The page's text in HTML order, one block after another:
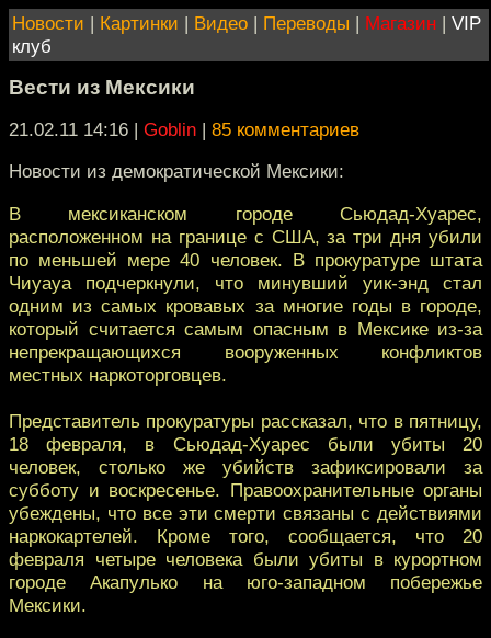
Новости | Картинки | Видео | Переводы | Магазин | VIP
клуб
Вести из Мексики
21.02.11 14:16 | Goblin | 85 комментариев
Новости из демократической Мексики:
В мексиканском городе Сьюдад-Хуарес,
расположенном на границе с США, за три дня убили
по меньшей мере 40 человек. В прокуратуре штата
Чиуауа подчеркнули, что минувший уик-энд стал
одним из самых кровавых за многие годы в городе,
который считается самым опасным в Мексике из-за
непрекращающихся вооруженных конфликтов
местных наркоторговцев.
Представитель прокуратуры рассказал, что в пятницу,
18 февраля, в Сьюдад-Хуарес были убиты 20
человек, столько же убийств зафиксировали за
субботу и воскресенье. Правоохранительные органы
убеждены, что все эти смерти связаны с действиями
наркокартелей. Кроме того, сообщается, что 20
февраля четыре человека были убиты в курортном
городе Акапулько на юго-западном побережье
Мексики.